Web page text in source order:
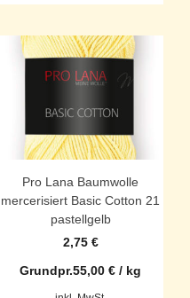
Pro Lana Baumwolle
mercerisiert Basic Cotton 21
pastellgelb
2,75 €
Grundpr.55,00€ / kg